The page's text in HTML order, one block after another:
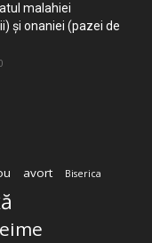
malahiei
şi onaniei (pazei de
avort Biserica